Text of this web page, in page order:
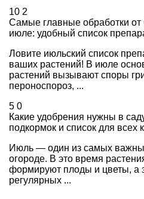
10 2
Самые главные обработки от
июле: удобный список
Ловите июльский список
ваших растений! В июле
растений вызывают споры
пероноспороз, ...
5 0
Какие удобрения нужны в
подкормок и список для всех
Июль — один из самых
огороде. В это время
формируют плоды и цветы, а
регулярных ...